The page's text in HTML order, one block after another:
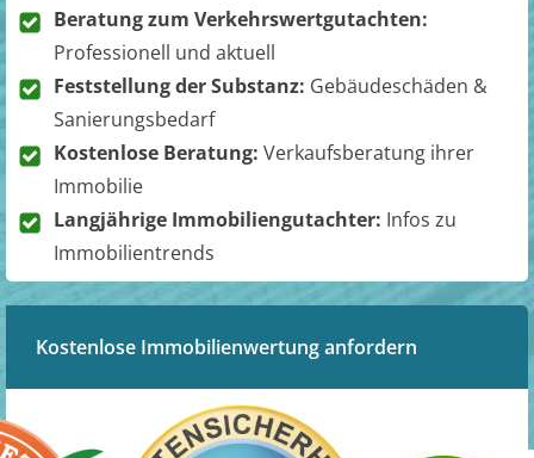
Beratung zum Verkehrswertgutachten:
Professionell und aktuell
Feststellung der Substanz: Gebäudeschäden &
Sanierungsbedarf
Kostenlose Beratung: Verkaufsberatung ihrer
Immobilie
Langjährige Immobiliengutachter: Infos zu
Immobilientrends
Kostenlose Immobilienwertung anfordern